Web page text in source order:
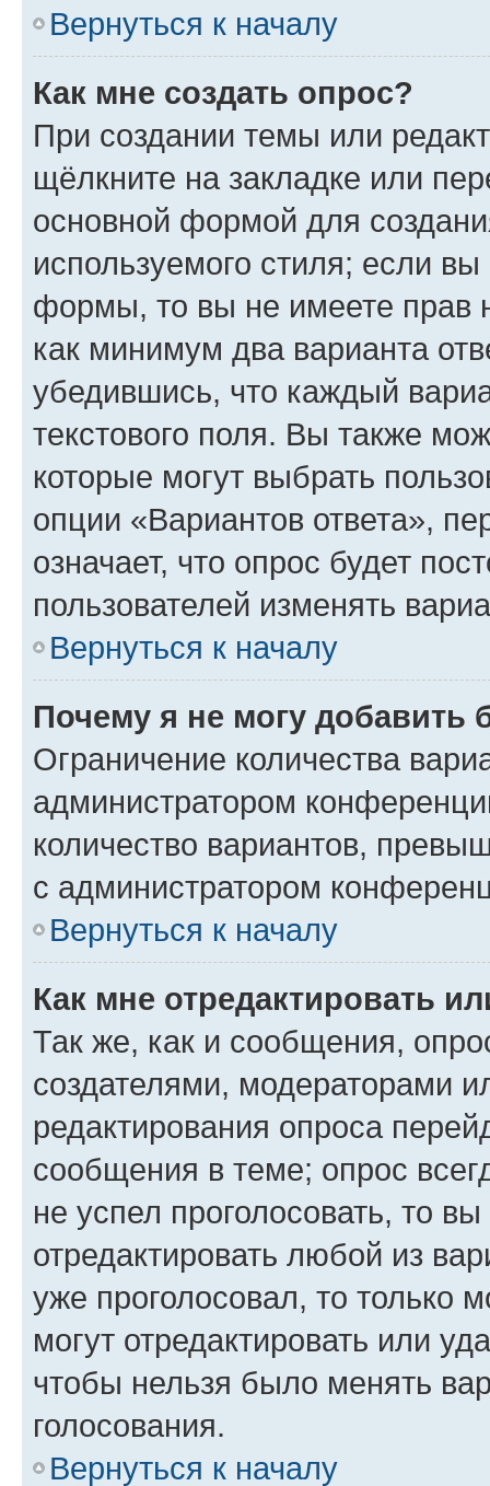
Вернуться к началу
Как мне создать опрос?
При создании темы или
щёлкните на закладке или
основной формой для
используемого стиля; если
формы, то вы не имеете прав
как минимум два варианта
убедившись, что каждый
текстового поля. Вы также
которые могут выбрать
опции «Вариантов ответа»,
означает, что опрос будет
пользователей изменять
Вернуться к началу
Почему я не могу добавить
Ограничение количества
администратором
количество вариантов,
с администратором
Вернуться к началу
Как мне отредактировать
Так же, как и сообщения,
создателями, модераторами
редактирования опроса
сообщения в теме; опрос
не успел проголосовать, то
отредактировать любой из
уже проголосовал, то только
могут отредактировать или
чтобы нельзя было менять
голосования.
Вернуться к началу